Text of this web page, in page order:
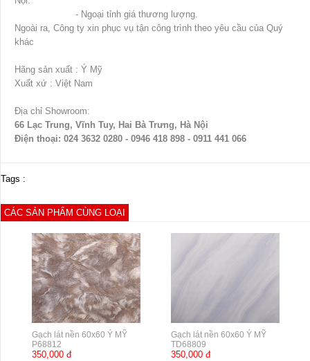
- Ngoại tỉnh giá thương lượng.
Ngoài ra, Công ty xin phục vụ tận công trình theo yêu cầu của Quý
khác
Hãng sản xuất : Ý Mỹ
Xuất xứ : Việt Nam
Địa chỉ Showroom:
66 Lạc Trung, Vĩnh Tuy, Hai Bà Trưng, Hà Nội
Điện thoại: 024 3632 0280 - 0946 418 898 - 0911 441 066
Tags :
CÁC SẢN PHẨM CÙNG LOẠI
Gạch lát nền 60x60 Ý MỸ
P68812
350,000 đ
Gạch lát nền 60x60 Ý MỸ
TD68809
350,000 đ